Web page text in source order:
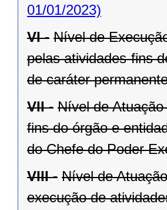
01/01/2023)
VI - Nível de
pelas atividades-fins
de caráter
VII - Nível de
fins do órgão e
do Chefe do Poder
VIII - Nível de
execução de